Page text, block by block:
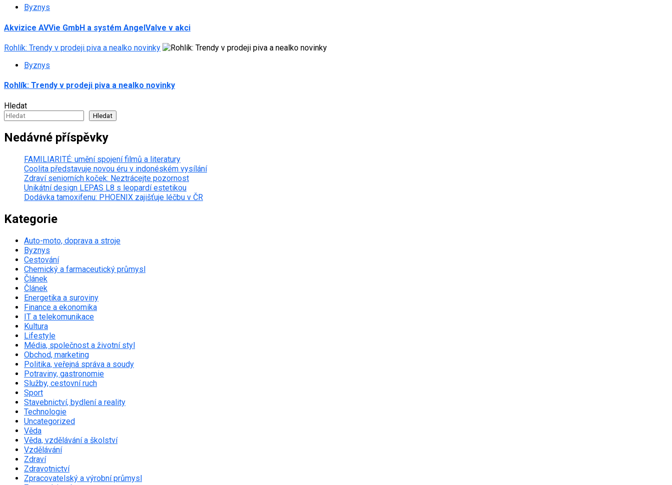
Byznys
Akvizice AVVie GmbH a systém AngelValve v akci
Rohlík: Trendy v prodeji piva a nealko novinky
Byznys
Rohlík: Trendy v prodeji piva a nealko novinky
Hledat
Hledat
Nedávné příspěvky
FAMILIARITÉ: umění spojení filmů a literatury
Coolita představuje novou éru v indonéském vysílání
Zdraví seniorních koček: Neztrácejte pozornost
Unikátní design LEPAS L8 s leopardí estetikou
Dodávka tamoxifenu: PHOENIX zajišťuje léčbu v ČR
Kategorie
Auto-moto, doprava a stroje
Byznys
Cestování
Chemický a farmaceutický průmysl
Článek
Článek
Energetika a suroviny
Finance a ekonomika
IT a telekomunikace
Kultura
Lifestyle
Média, společnost a životní styl
Obchod, marketing
Politika, veřejná správa a soudy
Potraviny, gastronomie
Služby, cestovní ruch
Sport
Stavebnictví, bydlení a reality
Technologie
Uncategorized
Věda
Věda, vzdělávání a školství
Vzdělávání
Zdraví
Zdravotnictví
Zpracovatelský a výrobní průmysl